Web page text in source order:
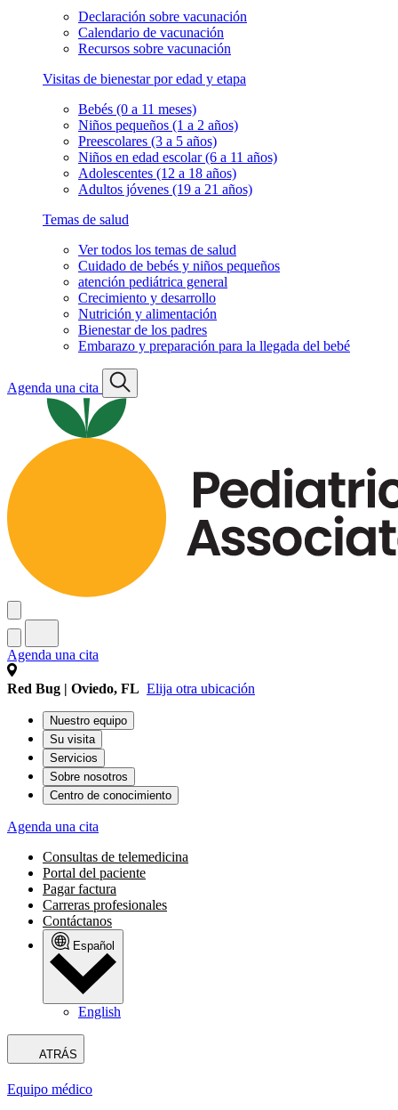
Declaración sobre vacunación
Calendario de vacunación
Recursos sobre vacunación
Visitas de bienestar por edad y etapa
Bebés (0 a 11 meses)
Niños pequeños (1 a 2 años)
Preescolares (3 a 5 años)
Niños en edad escolar (6 a 11 años)
Adolescentes (12 a 18 años)
Adultos jóvenes (19 a 21 años)
Temas de salud
Ver todos los temas de salud
Cuidado de bebés y niños pequeños
atención pediátrica general
Crecimiento y desarrollo
Nutrición y alimentación
Bienestar de los padres
Embarazo y preparación para la llegada del bebé
Agenda una cita
Agenda una cita
Red Bug | Oviedo, FL Elija otra ubicación
Nuestro equipo
Su visita
Servicios
Sobre nosotros
Centro de conocimiento
Agenda una cita
Consultas de telemedicina
Portal del paciente
Pagar factura
Carreras profesionales
Contáctanos
Español
English
ATRÁS
Equipo médico